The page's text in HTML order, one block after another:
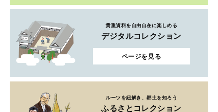
貴重資料を自由自在に楽しめる
デジタルコレクション
ページを見る
ルーツを紐解き、郷土を知ろう
ふるさとコレクション